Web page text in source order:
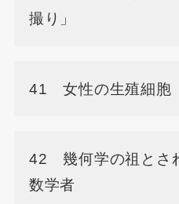
撮り」
41 女性の生殖細胞
42 幾何学の祖とさ
数学者